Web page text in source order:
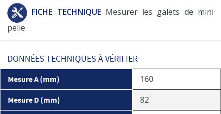
FICHE TECHNIQUE Mesurer les galets de mini
pelle
DONNÉES TECHNIQUES À VÉRIFIER
Mesure A (mm) 160
Mesure D (mm) 82